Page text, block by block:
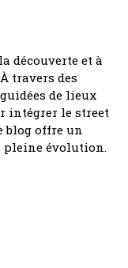
découverte et à
travers des
de lieux
intégrer le street
blog offre un
pleine évolution.